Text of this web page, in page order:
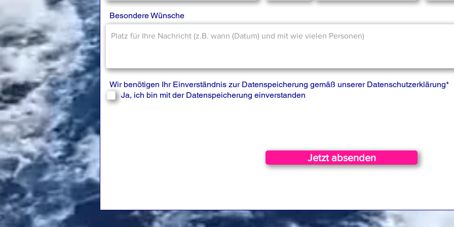
Besondere Wünsche
Wir benötigen Ihr Einverständnis zur Datenspeicherung gemäß unserer Datenschutzerklärung*
Ja, ich bin mit der Datenspeicherung einverstanden
Jetzt absenden